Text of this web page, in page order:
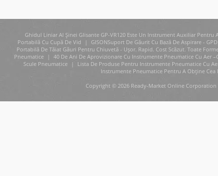
Ghidul Liniar Al Șinei Glisante GP-VR120 Este Un Instrument Auxiliar
Portabilă Cu Cupă De Vid
|
GISONSuport De Găurit Cu Bază De Aspirare -
Portabilă De Tăiat Găuri Pentru Chiuvetă - Ușor. Rapid. Cost Scăzut. Toate
Pneumatice
| 40 De Ani De Aprovizionare Cu Instrumente Pneumatice Cu Aer
Scule Pneumatice
|
Lista De Produse Pentru Instrumente Pneumatice Cu
Instrumente Pneumatice Pentru A Obține Cea
Copyright © 2026 Ready-Market Online